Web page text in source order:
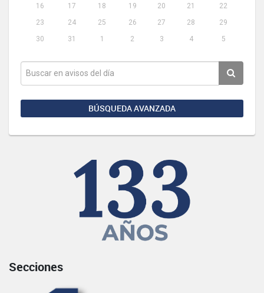
16
17 18 19 20 21
22
23
24 25 26 27 28
29
30
31 1 2 3 4 5
BÚSQUEDA AVANZADA
Secciones